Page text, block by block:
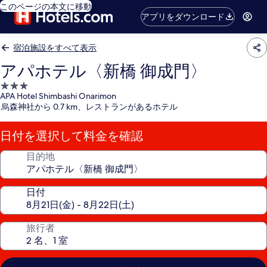
このページの本文に移動
アプリをダウンロード
宿泊施設をすべて表示
アパホテル〈新橋 御成門〉
3.0
つ
星
宿
泊
施
APA Hotel Shimbashi Onarimon
烏森神社から 0.7 km、レストランがあるホテル
日付を選択して料金を確認
目的地
日付
旅行者